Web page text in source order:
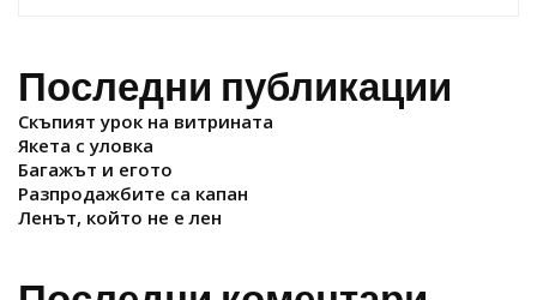
Последни публикации
Скъпият урок на витрината
Якета с уловка
Багажът и егото
Разпродажбите са капан
Ленът, който не е лен